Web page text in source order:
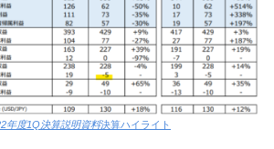
年度1Q決算説明資料決算ハイライト